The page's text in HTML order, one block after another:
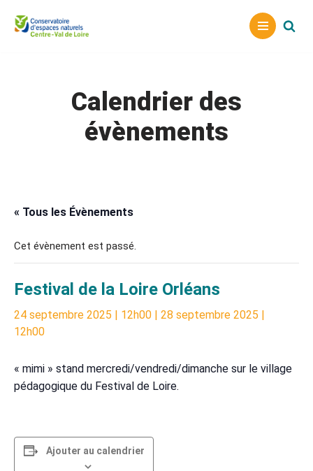
Aller
Calendrier des
évènements
« Tous les Évènements
Cet évènement est passé.
Festival de la Loire Orléans
24 septembre 2025 | 12h00 | 28 septembre 2025 |
12h00
« mimi » stand mercredi/vendredi/dimanche sur le village
pédagogique du Festival de Loire.
Ajouter au calendrier